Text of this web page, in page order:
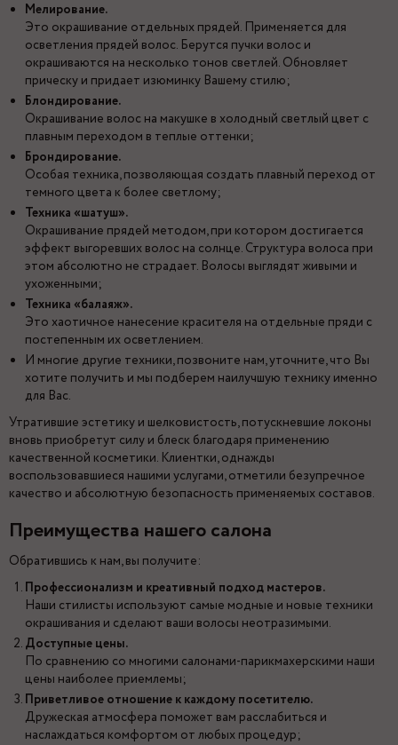
Мелирование.
Это окрашивание отдельных прядей. Применяется для
осветления прядей волос. Берутся пучки волос и
окрашиваются на несколько тонов светлей. Обновляет
прическу и придает изюминку Вашему стилю;
Блондирование.
Окрашивание волос на макушке в холодный светлый цвет с
плавным переходом в теплые оттенки;
Брондирование.
Особая техника, позволяющая создать плавный переход от
темного цвета к более светлому;
Техника «шатуш».
Окрашивание прядей методом, при котором достигается
эффект выгоревших волос на солнце. Структура волоса при
этом абсолютно не страдает. Волосы выглядят живыми и
ухоженными;
Техника «балаяж».
Это хаотичное нанесение красителя на отдельные пряди с
постепенным их осветлением.
И многие другие техники, позвоните нам, уточните, что Вы
хотите получить и мы подберем наилучшую технику именно
для Вас.
Утратившие эстетику и шелковистость, потускневшие локоны
вновь приобретут силу и блеск благодаря применению
качественной косметики. Клиентки, однажды
воспользовавшиеся нашими услугами, отметили безупречное
качество и абсолютную безопасность применяемых составов.
Преимущества нашего салона
Обратившись к нам, вы получите:
Профессионализм и креативный подход мастеров.
Наши стилисты используют самые модные и новые техники
окрашивания и сделают ваши волосы неотразимыми.
Доступные цены.
По сравнению со многими салонами-парикмахерскими наши
цены наиболее приемлемы;
Приветливое отношение к каждому посетителю.
Дружеская атмосфера поможет вам расслабиться и
наслаждаться комфортом от любых процедур;